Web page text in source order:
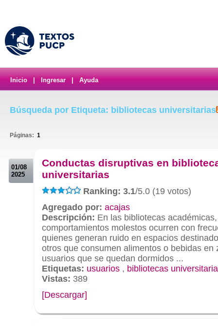
Inicio Ingresar Ayuda
Búsqueda por Etiqueta: bibliotecas universitarias
Páginas: 1
01/08
2025
Conductas disruptivas en
universitarias
Ranking: 3.1/5.0 (19 votos)
Agregado por: acajas
Descripción: En las bibliotecas
comportamientos molestos ocurren con
quienes generan ruido en espacios
otros que consumen alimentos o bebidas en
usuarios que se quedan dormidos ...
Etiquetas: usuarios , bibliotecas
Vistas: 389
[Descargar]